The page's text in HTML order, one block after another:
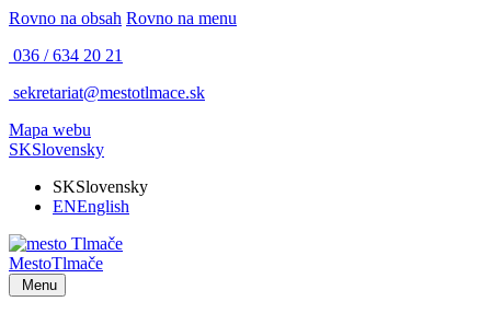
Rovno na obsah Rovno na menu
036 / 634 20 21
sekretariat@mestotlmace.sk
Mapa webu
SKSlovensky
SKSlovensky
ENEnglish
MestoTlmače
Menu